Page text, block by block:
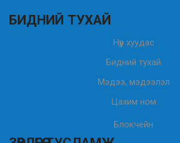
БИДНИЙ ТУХАЙ
Нүүр хуудас
Бидний тухай
Мэдээ, мэдээлэл
Цахим ном
Блокчейн